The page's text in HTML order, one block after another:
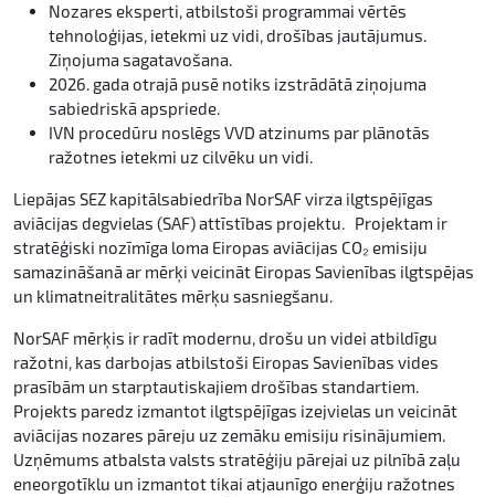
Nozares eksperti, atbilstoši programmai vērtēs
tehnoloģijas, ietekmi uz vidi, drošības jautājumus.
Ziņojuma sagatavošana.
2026. gada otrajā pusē notiks izstrādātā ziņojuma
sabiedriskā apspriede.
IVN procedūru noslēgs VVD atzinums par plānotās
ražotnes ietekmi uz cilvēku un vidi.
Liepājas SEZ kapitālsabiedrība NorSAF virza ilgtspējīgas
aviācijas degvielas (SAF) attīstības projektu. Projektam ir
stratēģiski nozīmīga loma Eiropas aviācijas CO₂ emisiju
samazināšanā ar mērķi veicināt Eiropas Savienības ilgtspējas
un klimatneitralitātes mērķu sasniegšanu.
NorSAF mērķis ir radīt modernu, drošu un videi atbildīgu
ražotni, kas darbojas atbilstoši Eiropas Savienības vides
prasībām un starptautiskajiem drošības standartiem.
Projekts paredz izmantot ilgtspējīgas izejvielas un veicināt
aviācijas nozares pāreju uz zemāku emisiju risinājumiem.
Uzņēmums atbalsta valsts stratēģiju pārejai uz pilnībā zaļu
eneorgotīklu un izmantot tikai atjaunīgo enerģiju ražotnes